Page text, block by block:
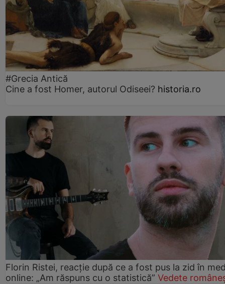
#Grecia Antică
Cine a fost Homer, autorul Odiseei? historia.ro
Florin Ristei, reacție după ce a fost pus la zid în
online: „Am răspuns cu o statistică” Vedete